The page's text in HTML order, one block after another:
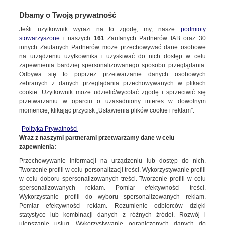
KONTAKT24|NAJNOWSZE
Jazda bez trzymanki, czyli zima na kolei
1 GRUDNIA 2010 19:22
KONTAKT24
Wyślij Materiał
WYŚLIJ MATERIAŁ
NAJNOWSZE
GORĄCE TEMATY
WIĘCEJ
KANAŁY
Dzień dobry!
Jedno konto do wszystkich usług
Dbamy o Twoją prywatność
Jeśli użytkownik wyrazi na to zgodę, my, nasze podmioty
stowarzyszone i naszych 161Zaufanych Partnerów IAB oraz 30
innych Zaufanych Partnerów może przechowywać dane osobowe
na urządzeniu użytkownika i uzyskiwać do nich dostęp w celu
zapewnienia bardziej spersonalizowanego sposobu przeglądania.
Odbywa się to poprzez przetwarzanie danych osobowych
zebranych z danych przeglądania przechowywanych w plikach
cookie. Użytkownik może udzielić/wycofać zgodę i sprzeciwić się
przetwarzaniu w oparciu o uzasadniony interes w dowolnym
momencie, klikając przycisk „Ustawienia plików cookie i reklam”.
Polityka Prywatności
Wraz z naszymi partnerami przetwarzamy dane w celu
zapewnienia:
Przechowywanie informacji na urządzeniu lub dostęp do nich.
Tworzenie profili w celu personalizacji treści. Wykorzystywanie profili
w celu doboru spersonalizowanych treści. Tworzenie profili w celu
spersonalizowanych reklam. Pomiar efektywności treści.
Wykorzystanie profili do wyboru spersonalizowanych reklam.
Pomiar efektywności reklam. Rozumienie odbiorców dzięki
statystyce lub kombinacji danych z różnych źródeł. Rozwój i